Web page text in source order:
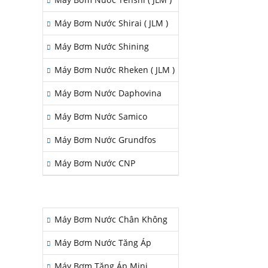
Máy Bơm Nước Shirai ( JLM )
Máy Bơm Nước Shining
Máy Bơm Nước Rheken ( JLM )
Máy Bơm Nước Daphovina
Máy Bơm Nước Samico
Máy Bơm Nước Grundfos
Máy Bơm Nước CNP
Máy Bơm Nước Chân Không
Máy Bơm Nước Tăng Áp